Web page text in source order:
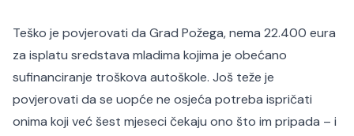
Teško je povjerovati da Grad Požega, nema 22.400 eura
za isplatu sredstava mladima kojima je obećano
sufinanciranje troškova autoškole. Još teže je
povjerovati da se uopće ne osjeća potreba ispričati
onima koji već šest mjeseci čekaju ono što im pripada – i